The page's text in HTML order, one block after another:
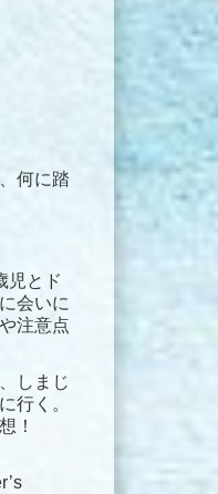
何に踏
児とド
会いに
注意点
しまじ
行く。
！